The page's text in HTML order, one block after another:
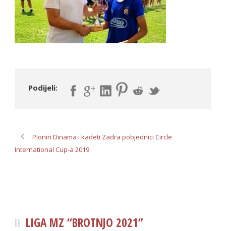
Podijeli:
Pioniri Dinama i kadeti Zadra pobjednici Circle
International Cup-a 2019
LIGA MZ “BROTNJO 2021”